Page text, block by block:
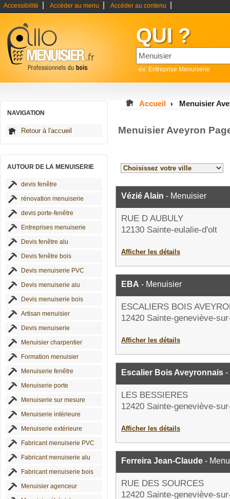
Accessibilité Accéder au menu Accéder au contenu
QUI ?
ex: Entreprise Menuiserie
NAVIGATION
Retour à l'accueil
AUTOUR DE LA MENUISERIE
devis fenêtre
rénovation menuiserie
devis porte-fenêtre
Entreprises menuiserie
Devis fenêtre alu
Devis fenêtre bois
Devis menuiserie PVC
Devis menuiserie alu
Devis menuiserie bois
Artisan menuisier
Devis menuiserie
Menuisier charpentier
Formation menuisier
Menuiserie fenêtre
Menuiserie porte
Menuiserie sur mesure
Menuiserie intérieure
Menuiserie extérieure
Fabricant menuiserie PVC
Fabricant menuiserie alu
Fabricant menuiserie bois
Menuisier agenceur
Accueil Menuisier
Menuisier Aveyron
Vézié Alain - Menuisier
RUE D AUBULY
12130 Sainte-eulalie-d'olt
Afficher les détails
EBA - Menuisier
ESCALIERS BOIS
12420 Sainte-geneviève-
Afficher les détails
Escalier Bois Aveyronnais -
LES BESSIERES
12420 Sainte-geneviève-
Afficher les détails
Ferreira Jean-Claude -
RUE DES SOURCES
12420 Sainte-geneviève-